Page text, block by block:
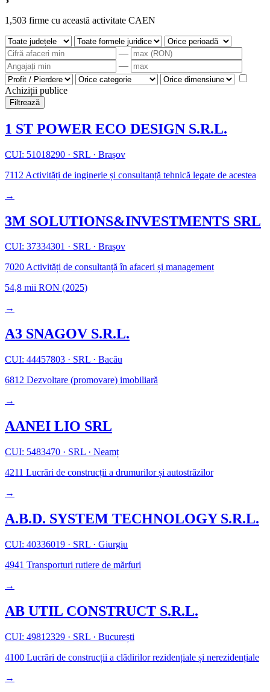
1,503 firme cu această activitate CAEN
—
—
Achiziții publice
Filtrează
1 ST POWER ECO DESIGN S.R.L.
CUI: 51018290 · SRL · Brașov
7112 Activități de inginerie și consultanță tehnică legate de acestea
→
3M SOLUTIONS&INVESTMENTS SRL
CUI: 37334301 · SRL · Brașov
7020Activități de consultanță în afaceri și management
54,8 mii RON (2025)
→
A3 SNAGOV S.R.L.
CUI: 44457803 · SRL · Bacău
6812 Dezvoltare (promovare) imobiliară
→
AANEI LIO SRL
CUI: 5483470 · SRL · Neamț
4211 Lucrări de construcții a drumurilor și autostrăzilor
→
A.B.D. SYSTEM TECHNOLOGY S.R.L.
CUI: 40336019 · SRL · Giurgiu
4941 Transporturi rutiere de mărfuri
→
AB UTIL CONSTRUCT S.R.L.
CUI: 49812329 · SRL · București
4100 Lucrări de construcții a clădirilor rezidențiale și nerezidențiale
→